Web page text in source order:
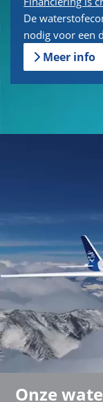
De
nodig voor een
Meer info
Onze